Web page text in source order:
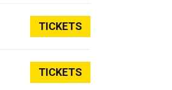
TICKETS
TICKETS